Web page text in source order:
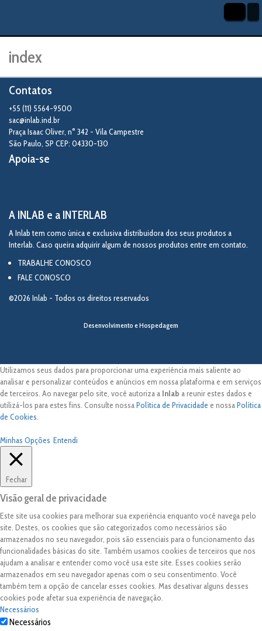
index
Contatos
+55 (11) 5564-9500
sac@inlab.ind.br
Praça Isaac Oliver, n° 342 - Vila Campestre
São Paulo SP CEP: 04330-130
Apoia-se
A INLAB e a INTERLAB
A Inlab tem como única e exclusiva distribuidora dos seus produtos a
Interlab. Caso queira adquirir algum de nossos produtos entre em contato.
TRABALHE CONOSCO
FALE CONOSCO
©2026 Inlab - Todos os direitos reservados
Desenvolvimento e Hospedagem
Utilizamos seus dados para proporcionar uma experiência mais saliente ao
analisar e personalizar conteúdos e anúncios em nossa plataforma e em serviços
de terceiros. Ao navegar pelo site, você autoriza a Inlab a reunir estes dados e
utilizá-los para estes fins. Consulte nossaPolítica de Privacidade e nossaPolítica
de Cookies
Minhas Opções Entendi
Fechar
Visão geral de privacidade
Este site usa cookies para melhorar sua experiência enquanto você navega pelo
site. Destes, os cookies que são categorizados como necessários são
armazenados no seu navegador, pois são essenciais para o funcionamento das
funcionalidades básicas do site. Também usamos cookies de terceiros que nos
ajudam a analisar e entender como você usa este site. Esses cookies serão
armazenados em seu navegador apenas com o seu consentimento. Você
também tem a opção de cancelar esses cookies. Mas desativar alguns desses
cookies pode afetar sua experiência de navegação.
Necessários
Necessários